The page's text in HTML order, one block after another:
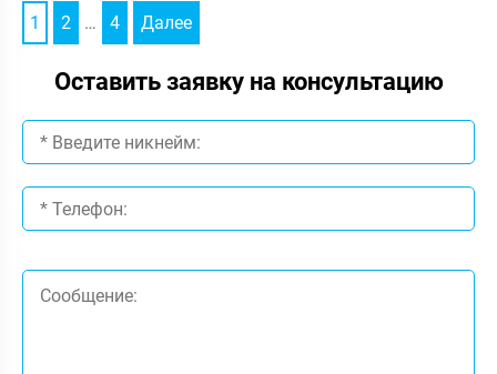
1 2 … 4 Далее
Оставить заявку на консультацию